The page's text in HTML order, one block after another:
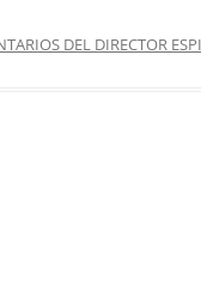
DEL DIRECTOR